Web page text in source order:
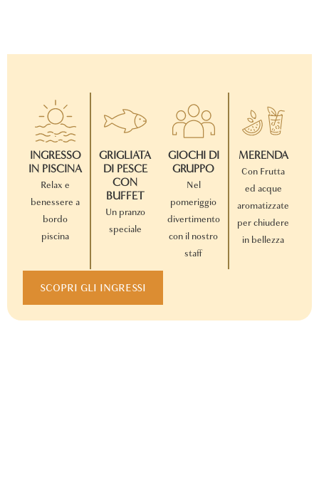
INGRESSO
IN PISCINA
Relax e
benessere a
bordo
piscina
GRIGLIATA
DI PESCE
CON
BUFFET
Un pranzo
speciale
GIOCHI DI
GRUPPO
Nel
pomeriggio
divertimento
con il nostro
staff
MERENDA
Con Frutta
ed acque
aromatizzate
per chiudere
in bellezza
SCOPRI GLI INGRESSI